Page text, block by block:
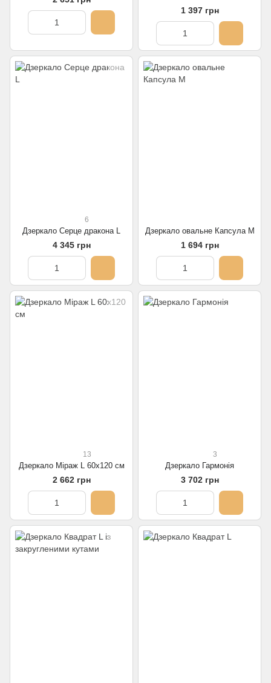
1 397 грн
6
Дзеркало Серце дракона L
4 345 грн
Дзеркало овальне Капсула M
1 694 грн
13
Дзеркало Міраж L 60х120 см
2 662 грн
3
Дзеркало Гармонія
3 702 грн